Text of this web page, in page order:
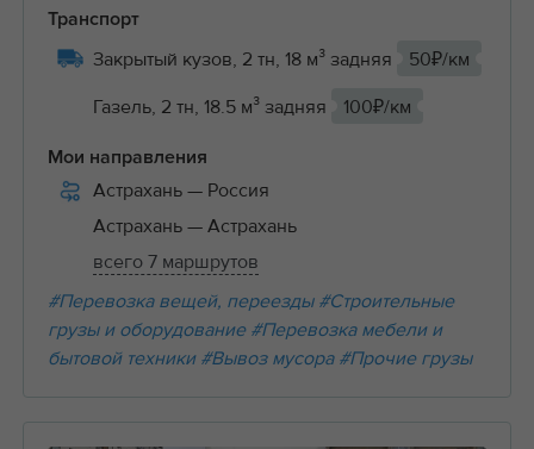
Транспорт
Закрытый кузов, 2 тн, 18 м³ задняя
50₽/км
Газель, 2 тн, 18.5 м³ задняя
100₽/км
Мои направления
Астрахань — Россия
Астрахань — Астрахань
всего 7 маршрутов
#Перевозка вещей, переезды #Строительные
грузы и оборудование #Перевозка мебели и
бытовой техники #Вывоз мусора #Прочие грузы